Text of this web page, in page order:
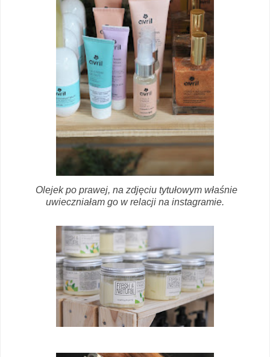
Olejek po prawej, na zdjęciu tytułowym właśnie
uwieczniałam go w relacji na instagramie.